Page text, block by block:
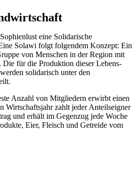
eine Solidarische
Solawi folgt folgendem Konzept: Ein
von Menschen in der Region mit
Die für die Produktion dieser Lebens­
solidarisch unter den
Anzahl von Mitgliedern erwirbt einen
Wirtschaftsjahr zahlt jeder Anteilseigner
und erhält im Gegenzug jede Woche
Eier, Fleisch und Getreide vom